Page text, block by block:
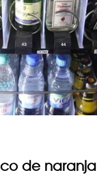
de naranja